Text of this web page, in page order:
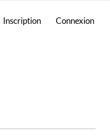
Inscription Connexion